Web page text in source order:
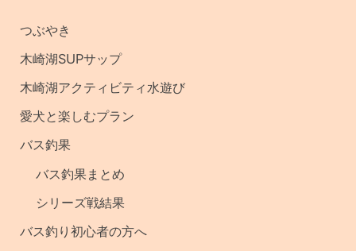
つぶやき
木崎湖SUPサップ
木崎湖アクティビティ水遊び
愛犬と楽しむプラン
バス釣果
バス釣果まとめ
シリーズ戦結果
バス釣り初心者の方へ
・
釣
果